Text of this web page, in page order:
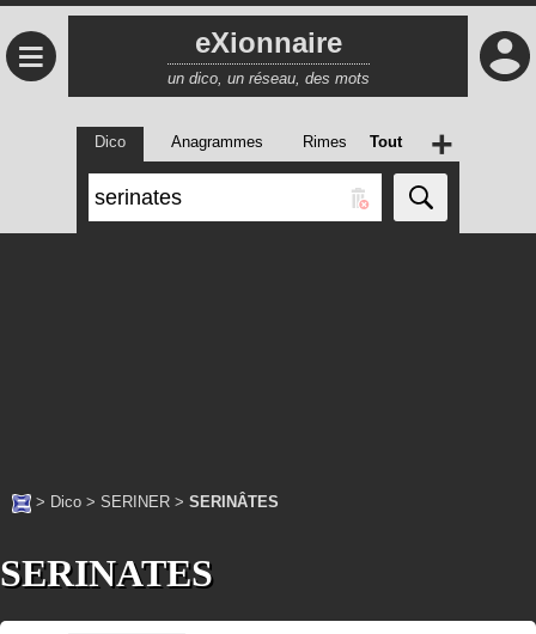
≡ eXionnaire
un dico, un réseau, des mots
Dico Anagrammes Rimes Tout +
> Dico > SERINER > SERINÂTES
SERINATES